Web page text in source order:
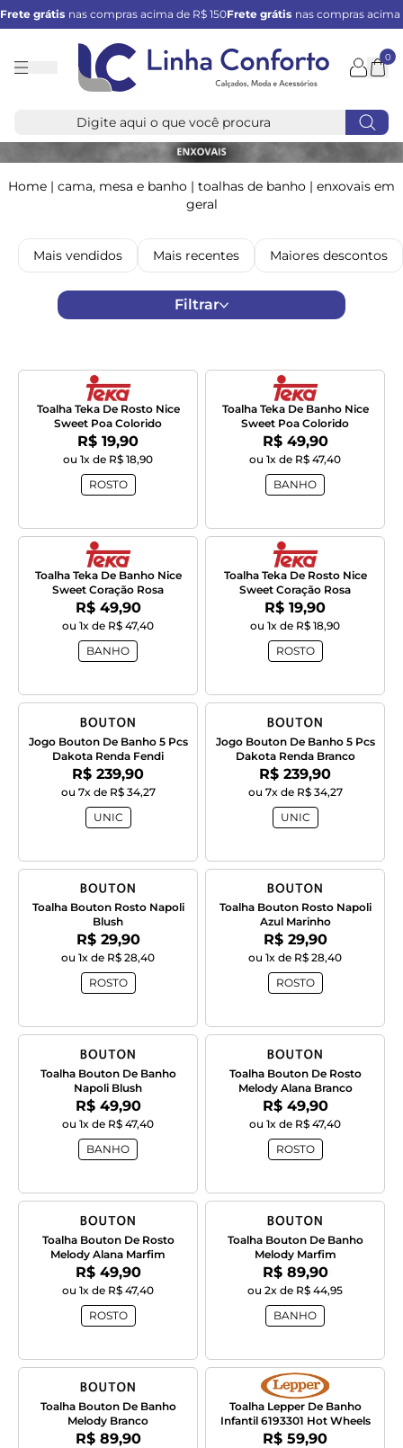
Frete grátis nas compras acima de R$ 150Frete grátis nas compras acima
Linha
0
Home | cama, mesa e banho | toalhas de banho | enxovais em
geral
Mais vendidos Mais recentes Maiores descontos
Filtrar
Toalha Teka De Rosto Nice
Sweet Poa Colorido
Por:
R$ 19,90
ou 1x de R$ 18,90
ROSTO
Toalha Teka De Banho Nice
Sweet Poa Colorido
Por:
R$ 49,90
ou 1x de R$ 47,40
BANHO
Toalha Teka De Banho Nice
Sweet Coração Rosa
Por:
R$ 49,90
ou 1x de R$ 47,40
BANHO
Toalha Teka De Rosto Nice
Sweet Coração Rosa
Por:
R$ 19,90
ou 1x de R$ 18,90
ROSTO
Jogo Bouton De Banho 5 Pcs
Dakota Renda Fendi
Por:
R$ 239,90
ou 7x de R$ 34,27
UNIC
Jogo Bouton De Banho 5 Pcs
Dakota Renda Branco
Por:
R$ 239,90
ou 7x de R$ 34,27
UNIC
Toalha Bouton Rosto Napoli
Blush
Por:
R$ 29,90
ou 1x de R$ 28,40
ROSTO
Toalha Bouton Rosto Napoli
Azul Marinho
Por:
R$ 29,90
ou 1x de R$ 28,40
ROSTO
Toalha Bouton De Banho
Napoli Blush
Por:
R$ 49,90
ou 1x de R$ 47,40
BANHO
Toalha Bouton De Rosto
Melody Alana Branco
Por:
R$ 49,90
ou 1x de R$ 47,40
ROSTO
Toalha Bouton De Rosto
Melody Alana Marfim
Por:
R$ 49,90
ou 1x de R$ 47,40
ROSTO
Toalha Bouton De Banho
Melody Marfim
Por:
R$ 89,90
ou 2x de R$ 44,95
BANHO
Toalha Bouton De Banho
Melody Branco
Por:
R$ 89,90
Toalha Lepper De Banho
Infantil 6193301 Hot Wheels
Por:
R$ 59,90